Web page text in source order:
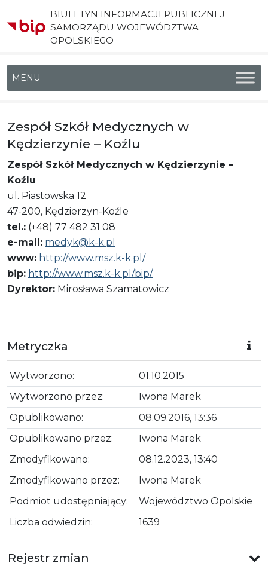
BIULETYN INFORMACJI PUBLICZNEJ
SAMORZĄDU WOJEWÓDZTWA
OPOLSKIEGO
Menu główne
Zespół Szkół Medycznych w
Kędzierzynie – Koźlu
Zespół Szkół Medycznych w Kędzierzynie –
Koźlu
ul. Piastowska 12
47-200, Kędzierzyn-Koźle
tel.: (+48) 77 482 31 08
e-mail: medyk@k-k.pl
www: http://www.msz.k-k.pl/
bip: http://www.msz.k-k.pl/bip/
Dyrektor: Mirosława Szamatowicz
Metryczka
Wytworzono:
01.10.2015
Wytworzono przez:
Iwona Marek
Opublikowano:
08.09.2016, 13:36
Opublikowano przez:
Iwona Marek
Zmodyfikowano:
08.12.2023, 13:40
Zmodyfikowano przez:
Iwona Marek
Podmiot udostępniający:
Województwo Opolskie
Liczba odwiedzin:
1639
Rejestr zmian